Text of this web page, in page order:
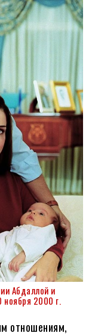
Абдаллой и
ноября 2000 г.
отношениям,